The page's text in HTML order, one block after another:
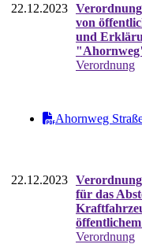
22.12.2023
von
und
Verordnung
Ahornweg
22.12.2023
für das
Verordnung